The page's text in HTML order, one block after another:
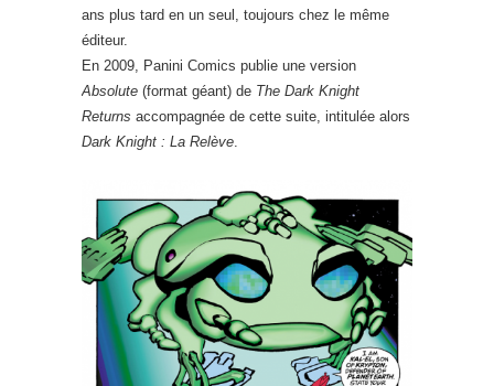
ans plus tard en un seul, toujours chez le même
éditeur.
En 2009, Panini Comics publie une version
Absolute (format géant) de The Dark Knight
Returns accompagnée de cette suite, intitulée alors
Dark Knight : La Relève